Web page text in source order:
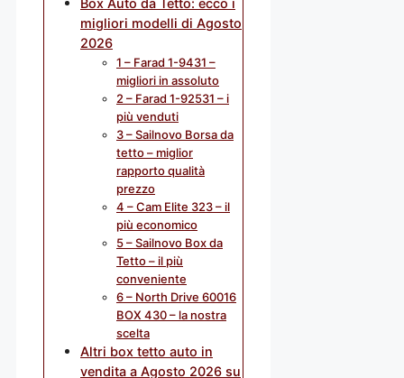
Box Auto da Tetto: ecco i
migliori modelli di Agosto
2026
1 – Farad 1-9431 –
migliori in assoluto
2 – Farad 1-92531 – i
più venduti
3 – Sailnovo Borsa da
tetto – miglior
rapporto qualità
prezzo
4 – Cam Elite 323 – il
più economico
5 – Sailnovo Box da
Tetto – il più
conveniente
6 – North Drive 60016
BOX 430 – la nostra
scelta
Altri box tetto auto in
vendita a Agosto 2026 su